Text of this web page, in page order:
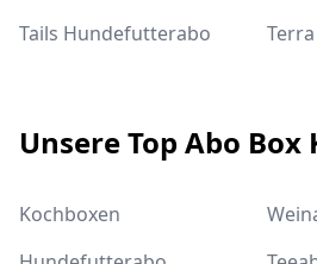
Tails Hundefutterabo
Unsere Top Abo
Kochboxen